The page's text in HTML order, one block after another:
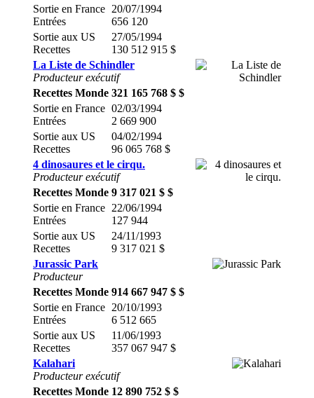
Sortie en France
Entrées
20/07/1994
656 120
Sortie aux US
Recettes
27/05/1994
130 512 915 $
La Liste de Schindler
Producteur exécutif
Recettes Monde 321 165 768 $ $
Sortie en France
Entrées
02/03/1994
2 669 900
Sortie aux US
Recettes
04/02/1994
96 065 768 $
4 dinosaures et le cirqu.
Producteur exécutif
Recettes Monde 9 317 021 $ $
Sortie en France
Entrées
22/06/1994
127 944
Sortie aux US
Recettes
24/11/1993
9 317 021 $
Jurassic Park
Producteur
Recettes Monde 914 667 947 $ $
Sortie en France
Entrées
20/10/1993
6 512 665
Sortie aux US
Recettes
11/06/1993
357 067 947 $
Kalahari
Producteur exécutif
Recettes Monde 12 890 752 $ $